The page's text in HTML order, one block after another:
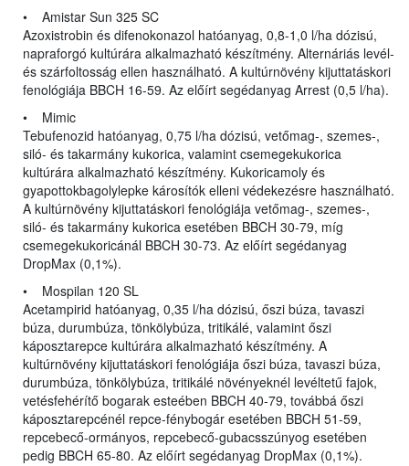
• Amistar Sun 325 SC
Azoxistrobin és difenokonazol hatóanyag, 0,8-1,0 l/ha dózisú,
napraforgó kultúrára alkalmazható készítmény. Alternáriás levél-
és szárfoltosság ellen használható. A kultúrnövény kijuttatáskori
fenológiája BBCH 16-59. Az előírt segédanyag Arrest (0,5 l/ha).
• Mimic
Tebufenozid hatóanyag, 0,75 l/ha dózisú, vetőmag-, szemes-,
siló- és takarmány kukorica, valamint csemegekukorica
kultúrára alkalmazható készítmény. Kukoricamoly és
gyapottokbagolylepke károsítók elleni védekezésre használható.
A kultúrnövény kijuttatáskori fenológiája vetőmag-, szemes-,
siló- és takarmány kukorica esetében BBCH 30-79, míg
csemegekukoricánál BBCH 30-73. Az előírt segédanyag
DropMax (0,1%).
• Mospilan 120 SL
Acetampirid hatóanyag, 0,35 l/ha dózisú, őszi búza, tavaszi
búza, durumbúza, tönkölybúza, tritikálé, valamint őszi
káposztarepce kultúrára alkalmazható készítmény. A
kultúrnövény kijuttatáskori fenológiája őszi búza, tavaszi búza,
durumbúza, tönkölybúza, tritikálé növényeknél levéltetű fajok,
vetésfehérítő bogarak esteében BBCH 40-79, továbbá őszi
káposztarepcénél repce-fénybogár esetében BBCH 51-59,
repcebecő-ormányos, repcebecő-gubacsszúnyog esetében
pedig BBCH 65-80. Az előírt segédanyag DropMax (0,1%).